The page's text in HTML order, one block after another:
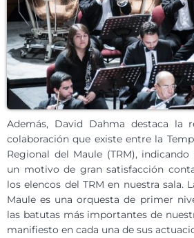
Además, David Dahma destaca la
colaboración que existe entre la
Regional del Maule (TRM),
un motivo de gran satisfacción
los elencos del TRM en nuestra sala.
Maule es una orquesta de primer
las batutas más importantes de
manifiesto en cada una de sus